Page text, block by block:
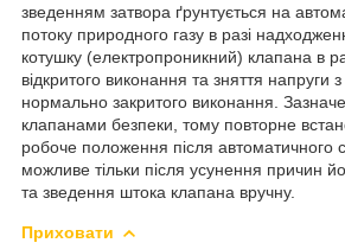
зведенням затвора ґрунтується на
потоку природного газу в разі
котушку (електропроникний) клапана в
відкритого виконання та зняття напруги
нормально закритого виконання.
клапанами безпеки, тому повторне
робоче положення після автоматичного
можливе тільки після усунення причин
та зведення штока клапана вручну.
Приховати